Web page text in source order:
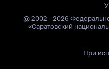
@ 2002 - 2026
«Саратовский
При